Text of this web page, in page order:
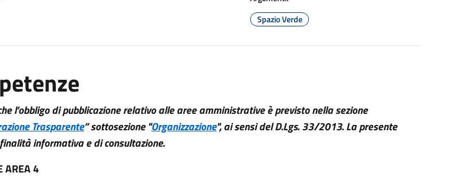
Spazio Verde
l’obbligo di pubblicazione relativo alle aree amministrative è previsto nella sezione
Trasparente” sottosezione "Organizzazione", ai sensi del D.Lgs. 33/2013. La presente
informativa e di consultazione.
AREA 4